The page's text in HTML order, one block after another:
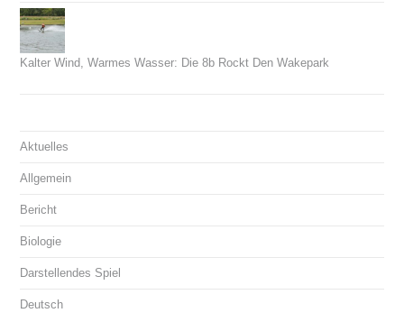
Kalter Wind, Warmes Wasser: Die 8b Rockt Den Wakepark
Aktuelles
Allgemein
Bericht
Biologie
Darstellendes Spiel
Deutsch